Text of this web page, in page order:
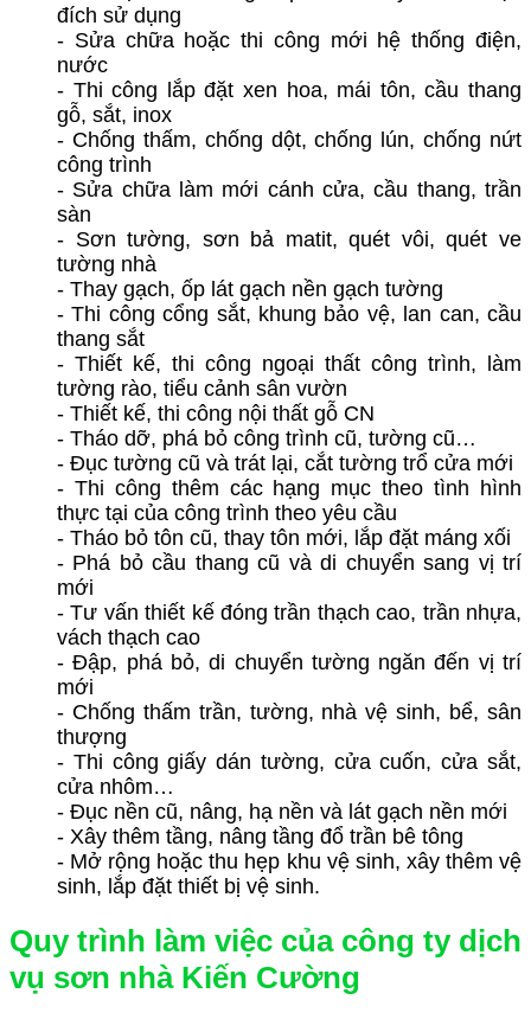
đích sử dụng
- Sửa chữa hoặc thi công mới hệ thống điện,
nước
- Thi công lắp đặt xen hoa, mái tôn, cầu thang
gỗ, sắt, inox
- Chống thấm, chống dột, chống lún, chống nứt
công trình
- Sửa chữa làm mới cánh cửa, cầu thang, trần
sàn
- Sơn tường, sơn bả matit, quét vôi, quét ve
tường nhà
- Thay gạch, ốp lát gạch nền gạch tường
- Thi công cổng sắt, khung bảo vệ, lan can, cầu
thang sắt
- Thiết kế, thi công ngoại thất công trình, làm
tường rào, tiểu cảnh sân vườn
- Thiết kế, thi công nội thất gỗ CN
- Tháo dỡ, phá bỏ công trình cũ, tường cũ…
- Đục tường cũ và trát lại, cắt tường trổ cửa mới
- Thi công thêm các hạng mục theo tình hình
thực tại của công trình theo yêu cầu
- Tháo bỏ tôn cũ, thay tôn mới, lắp đặt máng xối
- Phá bỏ cầu thang cũ và di chuyển sang vị trí
mới
- Tư vấn thiết kế đóng trần thạch cao, trần nhựa,
vách thạch cao
- Đập, phá bỏ, di chuyển tường ngăn đến vị trí
mới
- Chống thấm trần, tường, nhà vệ sinh, bể, sân
thượng
- Thi công giấy dán tường, cửa cuốn, cửa sắt,
cửa nhôm…
- Đục nền cũ, nâng, hạ nền và lát gạch nền mới
- Xây thêm tầng, nâng tầng đổ trần bê tông
- Mở rộng hoặc thu hẹp khu vệ sinh, xây thêm vệ
sinh, lắp đặt thiết bị vệ sinh.
Quy trình làm việc của công ty dịch
vụ sơn nhà Kiến Cường